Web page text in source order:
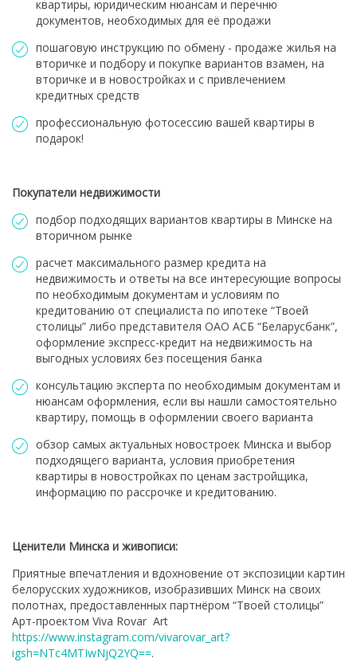
квартиры, юридическим нюансам и перечню
документов, необходимых для её продажи
пошаговую инструкцию по обмену - продаже жилья на
вторичке и подбору и покупке вариантов взамен, на
вторичке и в новостройках и с привлечением
кредитных средств
профессиональную фотосессию вашей квартиры в
подарок!
Покупатели недвижимости
подбор подходящих вариантов квартиры в Минске на
вторичном рынке
расчет максимального размер кредита на
недвижимость и ответы на все интересующие вопросы
по необходимым документам и условиям по
кредитованию от специалиста по ипотеке “Твоей
столицы” либо представителя ОАО АСБ “Беларусбанк”,
оформление экспресс-кредит на недвижимость на
выгодных условиях без посещения банка
консультацию эксперта по необходимым документам и
нюансам оформления, если вы нашли самостоятельно
квартиру, помощь в оформлении своего варианта
обзор самых актуальных новостроек Минска и выбор
подходящего варианта, условия приобретения
квартиры в новостройках по ценам застройщика,
информацию по рассрочке и кредитованию.
Ценители Минска и живописи:
Приятные впечатления и вдохновение от экспозиции картин
белорусских художников, изобразивших Минск на своих
полотнах, предоставленных партнёром “Твоей столицы”
Арт-проектом Viva Rovar Art
https://www.instagram.com/vivarovar_art?
igsh=NTc4MTIwNjQ2YQ==.